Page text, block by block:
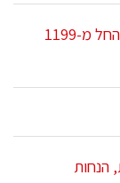
הפעלת יום הולדת גיימינג - החל מ-1199
הנחות